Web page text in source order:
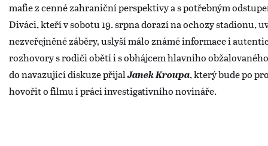
mafie z cenné zahraniční perspektivy a s potřebným
Diváci, kteří v sobotu 19. srpna dorazí na ochozy stadionu,
nezveřejněné záběry, uslyší málo známé informace i
rozhovory s rodiči obětí i s obhájcem hlavního
do navazující diskuze přijalJanek Kroupa, který bude po
hovořit o filmu i práci investigativního novináře.